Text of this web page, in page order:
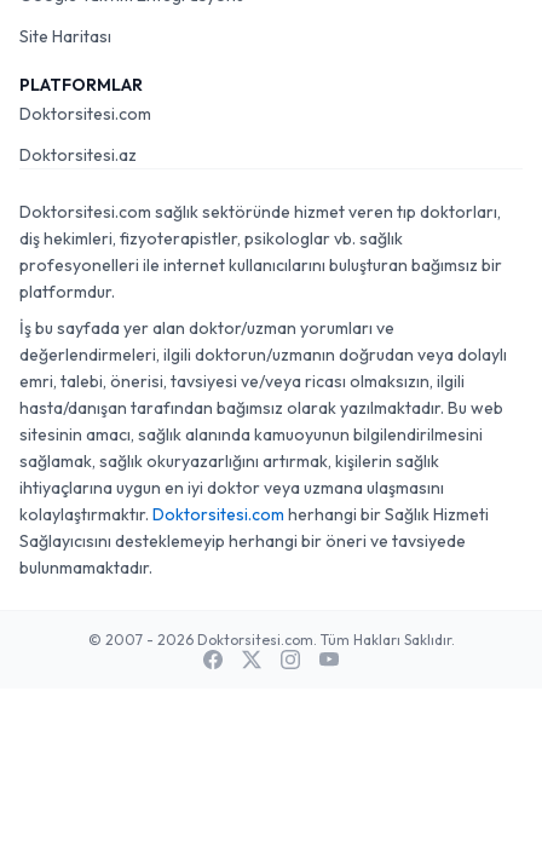
Site Haritası
PLATFORMLAR
Doktorsitesi.com
Doktorsitesi.az
Doktorsitesi.com sağlık sektöründe hizmet veren tıp doktorları,
diş hekimleri, fizyoterapistler, psikologlar vb. sağlık
profesyonelleri ile internet kullanıcılarını buluşturan bağımsız bir
platformdur.
İş bu sayfada yer alan doktor/uzman yorumları ve
değerlendirmeleri, ilgili doktorun/uzmanın doğrudan veya dolaylı
emri, talebi, önerisi, tavsiyesi ve/veya ricası olmaksızın, ilgili
hasta/danışan tarafından bağımsız olarak yazılmaktadır. Bu web
sitesinin amacı, sağlık alanında kamuoyunun bilgilendirilmesini
sağlamak, sağlık okuryazarlığını artırmak, kişilerin sağlık
ihtiyaçlarına uygun en iyi doktor veya uzmana ulaşmasını
kolaylaştırmaktır. Doktorsitesi.com herhangi bir Sağlık Hizmeti
Sağlayıcısını desteklemeyip herhangi bir öneri ve tavsiyede
bulunmamaktadır.
© 2007 - 2026 Doktorsitesi.com. Tüm Hakları Saklıdır.